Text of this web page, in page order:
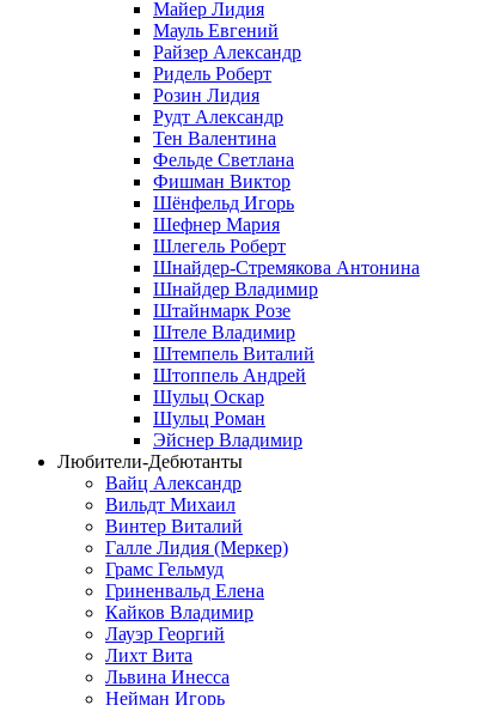
Майер Лидия
Мауль Евгений
Райзер Александр
Ридель Роберт
Розин Лидия
Рудт Александр
Тен Валентина
Фельде Светлана
Фишман Виктор
Шёнфельд Игорь
Шефнер Мария
Шлегель Роберт
Шнайдер-Стремякова Антонина
Шнайдер Владимир
Штайнмарк Розe
Штеле Владимир
Штемпель Виталий
Штоппель Андрей
Шульц Оскар
Шульц Роман
Эйснер Владимир
Любители-Дебютанты
Вайц Александр
Вильдт Михаил
Винтер Виталий
Галле Лидия (Меркер)
Грамс Гельмуд
Гриненвальд Елена
Кайков Владимир
Лауэр Георгий
Лихт Вита
Львина Инесса
Нейман Игорь